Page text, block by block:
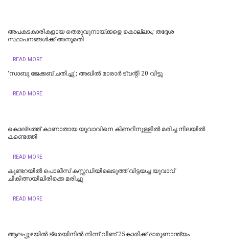
അപകടകാരികളായ തെരുവുനായ്ക്കളെ കൊല്ലാം; തദ്ദേശ
സ്ഥാപനങ്ങൾക്ക് അനുമതി
READ MORE
'സാബു ജേക്കബ് ചതിച്ചു'; അഖിൽ മാരാർ ട്വന്റി 20 വിട്ടു
READ MORE
കൊല്ലത്ത് കാണാതായ യുവാവിനെ കിണറിനുള്ളിൽ മരിച്ച നിലയിൽ
കണ്ടെത്തി
READ MORE
കുണ്ടറയിൽ പൊലീസ് കസ്റ്റഡിയിലെടുത്ത് വിട്ടയച്ച യുവാവ്
ചികിത്സയിലിരിക്കെ മരിച്ചു
READ MORE
ആലപ്പുഴയിൽ ട്രെയിനില്‍ നിന്ന് വീണ് 25കാരിക്ക് ദാരുണാന്ത്യം